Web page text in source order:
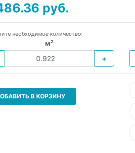
руб.
необходимое количество:
м²
+
В КОРЗИНУ